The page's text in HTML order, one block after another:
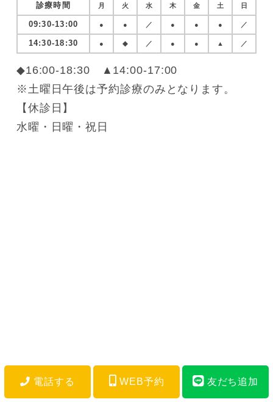
電話する WEB予約 友だち追加
診療時間 月 火 水 木 金 土 日
09:30-13:00 ● ● ／ ● ● ● ／
14:30-18:30 ● ◆ ／ ● ● ▲ ／
◆16:00-18:30 ▲14:00-17:00
※土曜日午後は予約診療のみとなります。
【休診日】
水曜・日曜・祝日